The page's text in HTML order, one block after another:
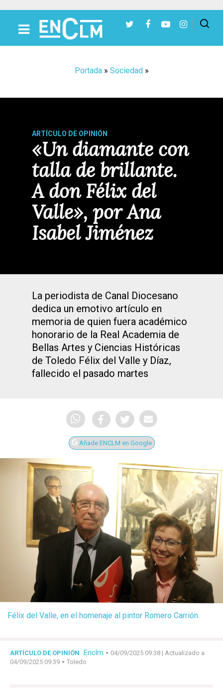
Portada» Sociedad»
ARTÍCULO DE OPINIÓN
«Un diamante con
talla de brillante.
A don Félix del
Valle», por Ana
Isabel Jiménez
La periodista de Canal Diocesano
dedica un emotivo artículo en
memoria de quien fuera académico
honorario de la Real Academia de
Bellas Artes y Ciencias Históricas
de Toledo Félix del Valle y Díaz,
fallecido el pasado martes
Añade ENCLM en Google
Félix del Valle, en el homenaje al pintor Romero Carrión.
ARTÍCULO DE OPINIÓN Enclm - 04/09/2025 09:38 | Actualizado a
04/09/2025 09:39 - Toledo